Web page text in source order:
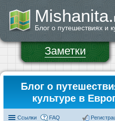
Mishanita.
Блог о путешествиях и
Заметки
Блог о
культуре в
Ссылки FAQ